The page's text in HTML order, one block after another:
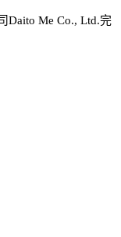
Daito Me Co., Ltd.完